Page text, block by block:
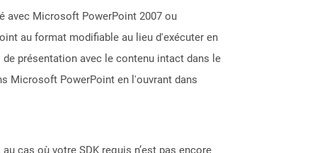
avec Microsoft PowerPoint 2007 ou
au format modifiable au lieu d'exécuter en
présentation avec le contenu intact dans le
Microsoft PowerPoint en l'ouvrant dans
cas où votre SDK requis n’est pas encore